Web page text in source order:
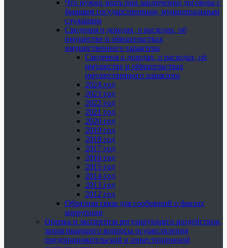
Что нужно знать при заключении договора с
бывшим государственным, муниципальным
служащим
Сведения о доходах, о расходах, об
имуществе и обязательствах
имущественного характера
Сведения о доходах, о расходах, об
имуществе и обязательствах
имущественного характера
2024 год
2023 год
2022 год
2021 год
2020 год
2019 год
2018 год
2017 год
2016 год
2015 год
2014 год
2013 год
2012 год
Обратная связь для сообщений о фактах
коррупции
Оценка и экспертиза регулирующего воздействия,
затрагивающего вопросы осуществления
предпринимательской и инвестиционной